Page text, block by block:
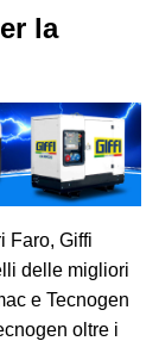
la
Faro, Giffi
delle migliori
e Tecnogen
oltre i